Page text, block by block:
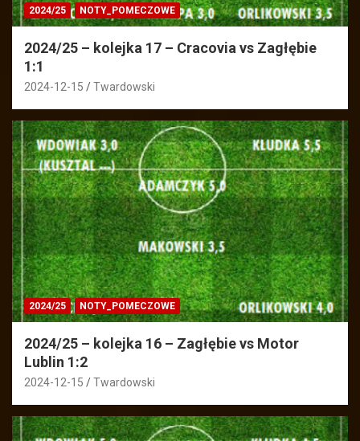
2024/25 NOTY_POMECZOWE
2024/25 – kolejka 17 – Cracovia vs Zagłębie
1:1
2024-12-15 Twardowski
2024/25 NOTY_POMECZOWE
2024/25 – kolejka 16 – Zagłębie vs Motor
Lublin 1:2
2024-12-15 Twardowski